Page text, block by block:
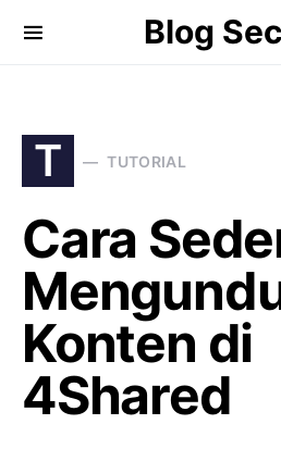
Blog
T TUTORIAL
Cara
Konten di
4Shared